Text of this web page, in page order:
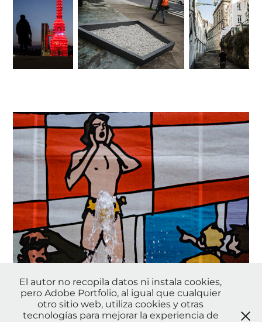
Bodegones 1
El autor no recopila datos ni instala cookies,
pero Adobe Portfolio, al igual que cualquier
otro sitio web, utiliza cookies y otras
tecnologías para mejorar la experiencia de